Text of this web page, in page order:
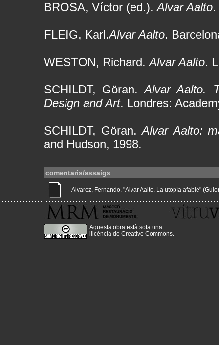
BROSA, Víctor (ed.).Alvar Aalto
FLEIG, Karl.Alvar Aalto.
WESTON, Richard.Alvar Aalto.
SCHILDT, Göran.Alvar Aalto.
Design and Art. Londres:
SCHILDT, Göran.Alvar Aalto:
and Hudson, 1998.
comentaris/assaigs
Alvarez, Fernando. "Alvar Aalto. La utopía afable"
Aquesta obra està sota una
llicència de Creative Commons.